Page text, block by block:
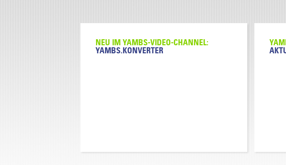
NEU IM YAMBS-VIDEO-CHANNEL:
YAMBS.KONVERTER
PARTNER FÜR
YAMBS IST